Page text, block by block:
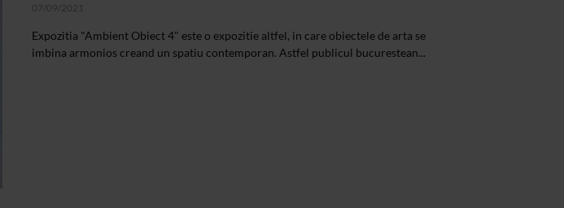
07/09/2021
Expozitia "Ambient Obiect 4" este o expozitie altfel, in care obiectele de arta se
imbina armonios creand un spatiu contemporan. Astfel publicul bucurestean...